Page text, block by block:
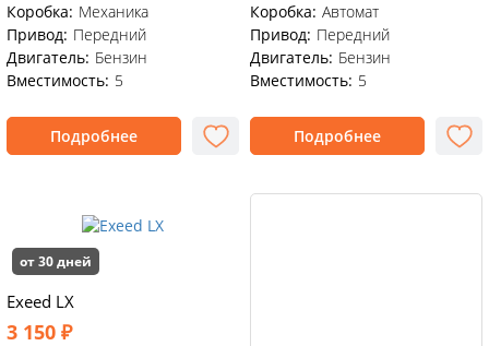
Коробка: Механика
Привод: Передний
Двигатель: Бензин
Вместимость: 5
Подробнее
Коробка: Автомат
Привод: Передний
Двигатель: Бензин
Вместимость: 5
Подробнее
от 30 дней
Exeed LX
3 150 ₽